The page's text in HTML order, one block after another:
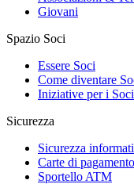
Giovani
Spazio Soci
Essere Soci
Come diventare
Iniziative per i Soci
Sicurezza
Sicurezza
Carte di pagamento
Sportello ATM